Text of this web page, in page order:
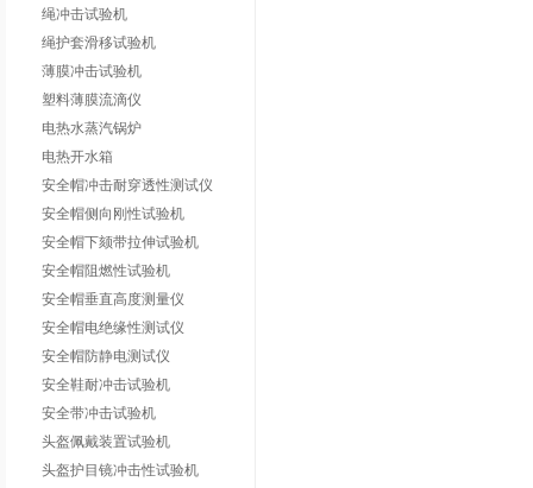
绳冲击试验机
绳护套滑移试验机
薄膜冲击试验机
塑料薄膜流滴仪
电热水蒸汽锅炉
电热开水箱
安全帽冲击耐穿透性测试仪
安全帽侧向刚性试验机
安全帽下颏带拉伸试验机
安全帽阻燃性试验机
安全帽垂直高度测量仪
安全帽电绝缘性测试仪
安全帽防静电测试仪
安全鞋耐冲击试验机
安全带冲击试验机
头盔佩戴装置试验机
头盔护目镜冲击性试验机